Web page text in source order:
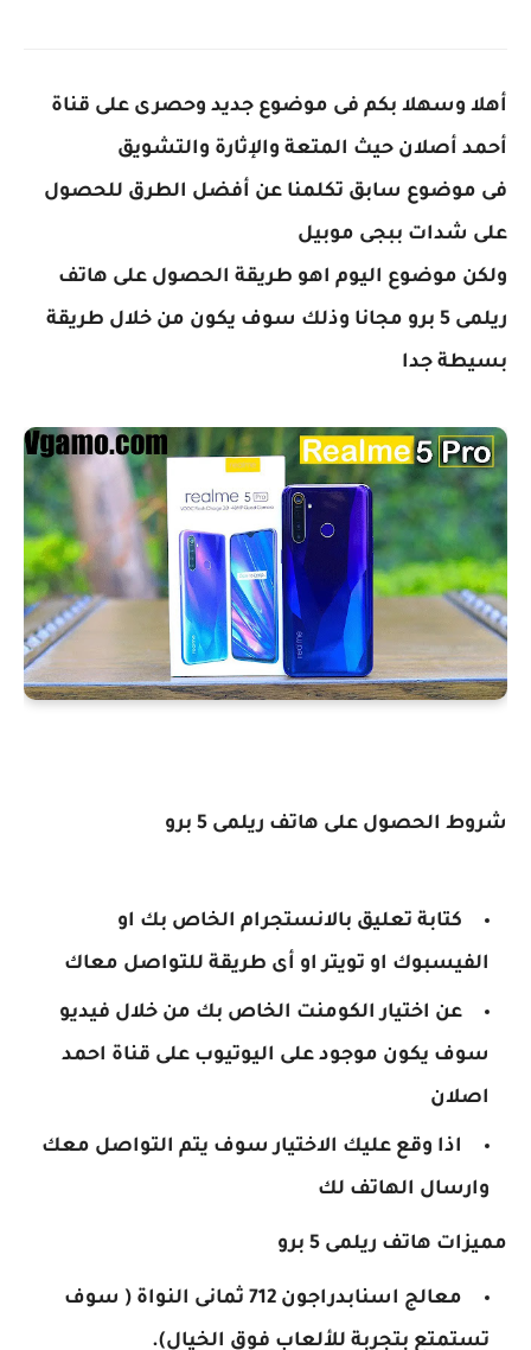
أهلا وسهلا بكم فى موضوع جديد وحصرى على قناة
أحمد أصلان حيث المتعة والإثارة والتشويق
فى موضوع سابق تكلمنا عن أفضل الطرق للحصول
على شدات ببجى موبيل
ولكن موضوع اليوم اهو طريقة الحصول على هاتف
ريلمى 5 برو مجانا وذلك سوف يكون من خلال طريقة
بسيطة جدا
شروط الحصول على هاتف ريلمى 5 برو
كتابة تعليق بالانستجرام الخاص بك او
الفيسبوك او تويتر او أى طريقة للتواصل معاك
عن اختيار الكومنت الخاص بك من خلال فيديو
سوف يكون موجود على اليوتيوب على قناة احمد
اصلان
اذا وقع عليك الاختيار سوف يتم التواصل معك
وارسال الهاتف لك
مميزات هاتف ريلمى 5 برو
معالج اسنابدراجون 712 ثمانى النواة ( سوف
تستمتع بتجربة للألعاب فوق الخيال).